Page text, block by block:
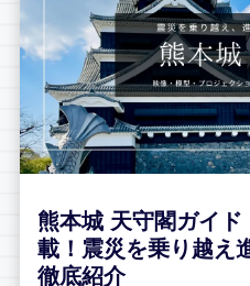
熊本城 天守閣ガイ
載！震災を乗り越え
徹底紹介